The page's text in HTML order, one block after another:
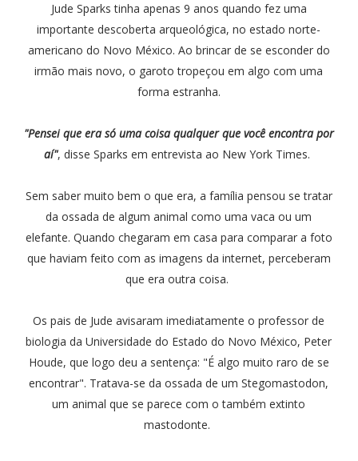
Jude Sparks tinha apenas 9 anos quando fez uma
importante descoberta arqueológica, no estado norte-
americano do Novo México. Ao brincar de se esconder do
irmão mais novo, o garoto tropeçou em algo com uma
forma estranha.
"Pensei que era só uma coisa qualquer que você encontra por
aí", disse Sparks em entrevista ao New York Times.
Sem saber muito bem o que era, a família pensou se tratar
da ossada de algum animal como uma vaca ou um
elefante. Quando chegaram em casa para comparar a foto
que haviam feito com as imagens da internet, perceberam
que era outra coisa.
Os pais de Jude avisaram imediatamente o professor de
biologia da Universidade do Estado do Novo México, Peter
Houde, que logo deu a sentença: "É algo muito raro de se
encontrar". Tratava-se da ossada de um Stegomastodon,
um animal que se parece com o também extinto
mastodonte.